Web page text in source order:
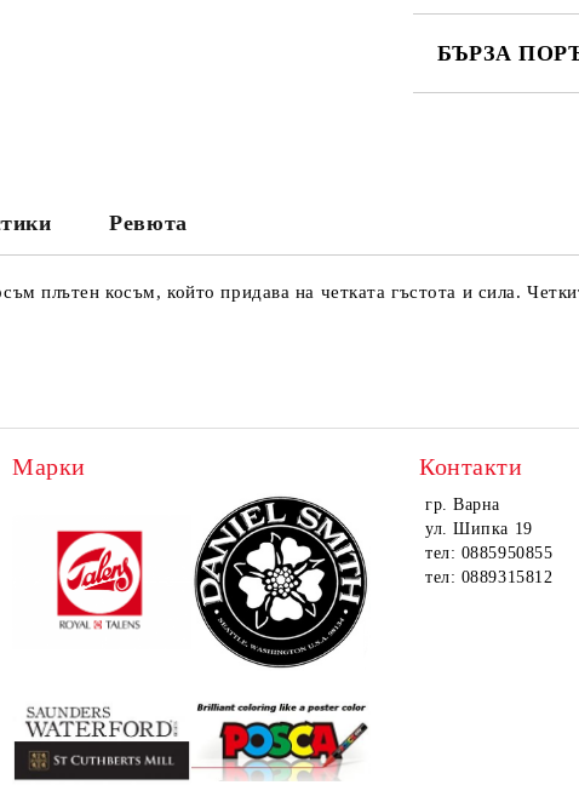
БЪРЗА
Ревюта
плътен косъм, който придава на четката гъстота и сила.
Марки Контакти
гр. Варна
ул. Шипка 19
тел: 0885950855
тел: 0889315812